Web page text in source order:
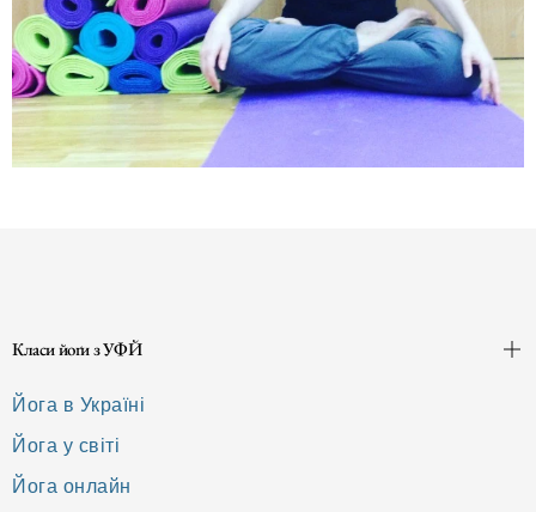
Класи йоґи з УФЙ
Йога в Україні
Йога у світі
Йога онлайн